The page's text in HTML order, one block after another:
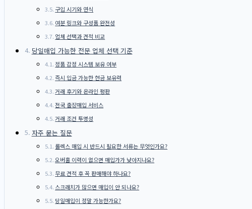
구입 시기와 연식
여분 링크와 구성품 완전성
업체 선택과 견적 비교
당일매입 가능한 전문 업체 선택 기준
정품 감정 시스템 보유 여부
즉시 입금 가능한 현금 보유력
거래 후기와 온라인 평판
전국 출장매입 서비스
거래 조건 투명성
자주 묻는 질문
롤렉스 매입 시 반드시 필요한 서류는 무엇인가요?
오버홀 이력이 없으면 매입가가 낮아지나요?
무료 견적 후 꼭 판매해야 하나요?
스크래치가 많으면 매입이 안 되나요?
당일매입이 정말 가능한가요?